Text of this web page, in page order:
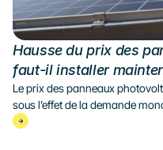
Hausse du prix des
faut-il installer
Le prix des panneaux
sous l’effet de la demande
secteur. Faut-il installer des